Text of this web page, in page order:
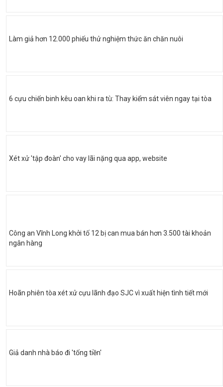
Làm giả hơn 12.000 phiếu thử nghiệm thức ăn chăn nuôi
6 cựu chiến binh kêu oan khi ra tù: Thay kiểm sát viên ngay tại tòa
Xét xử 'tập đoàn' cho vay lãi nặng qua app, website
Công an Vĩnh Long khởi tố 12 bị can mua bán hơn 3.500 tài khoản
ngân hàng
Hoãn phiên tòa xét xử cựu lãnh đạo SJC vì xuất hiện tình tiết mới
Giả danh nhà báo đi 'tống tiền'